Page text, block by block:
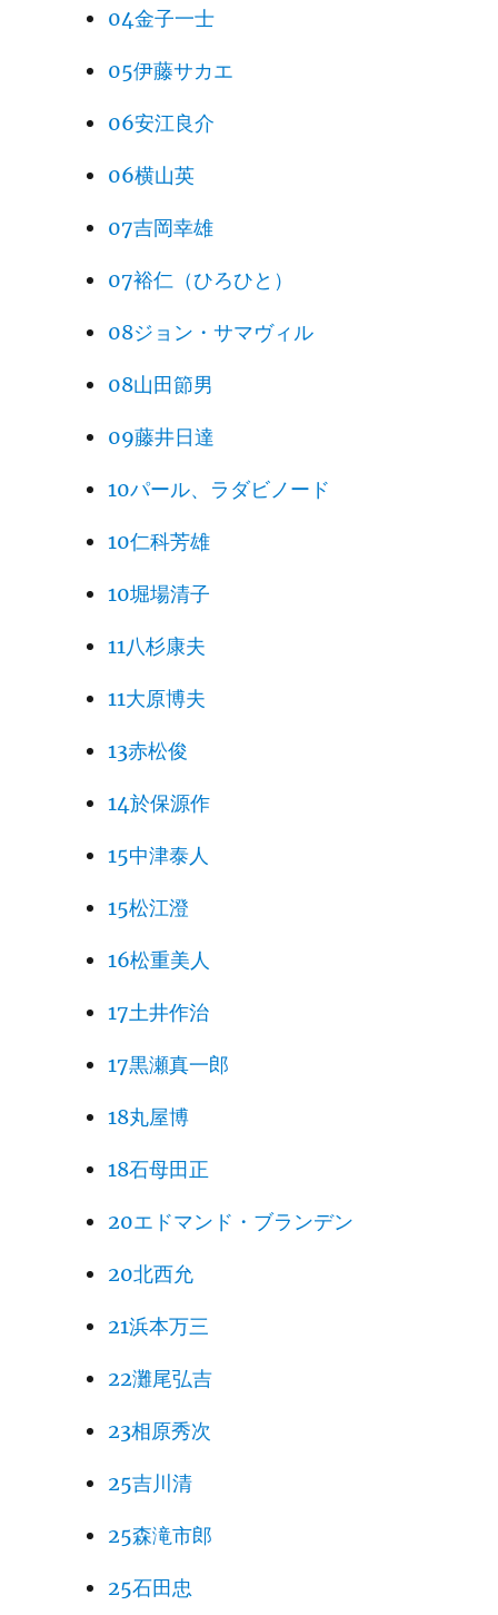
04金子一士
05伊藤サカエ
06安江良介
06横山英
07吉岡幸雄
07裕仁（ひろひと）
08ジョン・サマヴィル
08山田節男
09藤井日達
10パール、ラダビノード
10仁科芳雄
10堀場清子
11八杉康夫
11大原博夫
13赤松俊
14於保源作
15中津泰人
15松江澄
16松重美人
17土井作治
17黒瀬真一郎
18丸屋博
18石母田正
20エドマンド・ブランデン
20北西允
21浜本万三
22灘尾弘吉
23相原秀次
25吉川清
25森滝市郎
25石田忠